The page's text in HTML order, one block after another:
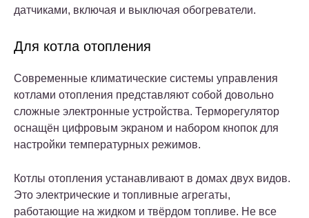
датчиками, включая и выключая обогреватели.
Для котла отопления
Современные климатические системы управления
котлами отопления представляют собой довольно
сложные электронные устройства. Терморегулятор
оснащён цифровым экраном и набором кнопок для
настройки температурных режимов.
Котлы отопления устанавливают в домах двух видов.
Это электрические и топливные агрегаты,
работающие на жидком и твёрдом топливе. Не все